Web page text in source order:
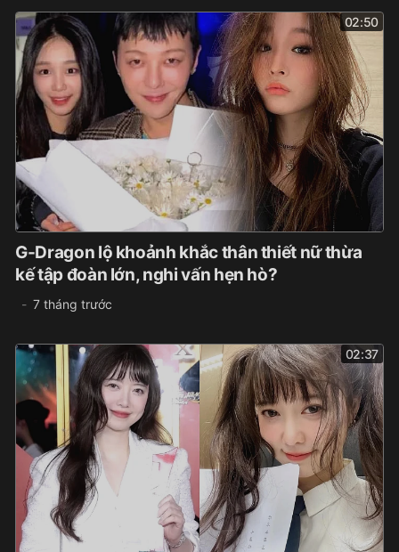
02:50
G-Dragon lộ khoảnh khắc thân thiết nữ thừa
kế tập đoàn lớn, nghi vấn hẹn hò?
7 tháng trước
02:37